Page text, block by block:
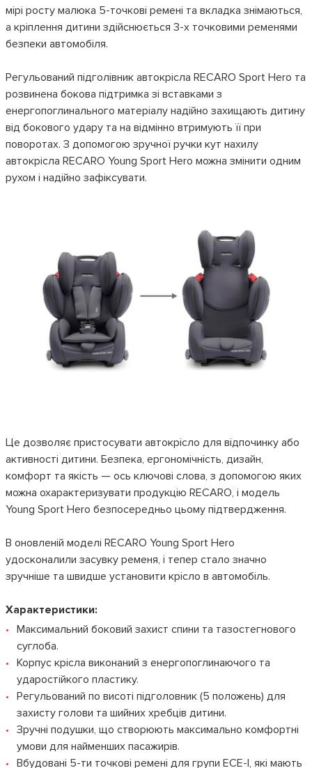
мірі росту малюка 5-точкові ремені та вкладка знімаються,
а кріплення дитини здійснюється 3-x точковими ременями
безпеки автомобіля.
Регульований підголівник автокрісла RECARO Sport Hero та
розвинена бокова підтримка зі вставками з
енергопоглинального матеріалу надійно захищають дитину
від бокового удару та на відмінно втримують її при
поворотах. З допомогою зручної ручки кут нахилу
автокрісла RECARO Young Sport Hero можна змінити одним
рухом і надійно зафіксувати.
Це дозволяє пристосувати автокрісло для відпочинку або
активності дитини. Безпека, ергономічність, дизайн,
комфорт та якість — ось ключові слова, з допомогою яких
можна охарактеризувати продукцію RECARO, і модель
Young Sport Hero безпосередньо цьому підтвердження.
В оновленій моделі RECARO Young Sport Hero
удосконалили засувку ременя, і тепер стало значно
зручніше та швидше установити крісло в автомобіль.
Характеристики:
Максимальний боковий захист спини та тазостегнового
суглоба.
Корпус крісла виконаний з енергопоглинаючого та
ударостійкого пластику.
Регульований по висоті підголовник (5 положень) для
захисту голови та шийних хребців дитини.
Зручні подушки, що створюють максимально комфортні
умови для найменших пасажирів.
Вбудовані 5-ти точкові ремені для групи ЕСЕ-I, які мають